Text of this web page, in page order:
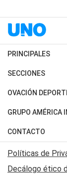
PRINCIPALES
Últimas Noticias
Política
Judiciales
Economia
SECCIONES
Horóscopo
Motores
Trucos caseros
Series y Películas
Edictos y
OVACIÓN
Fútbol
Mundial
Automovilismo
Rugby
GRUPO AMÉRICA
Canal 7 en Vivo
CONTACTO
Acerca de
Contactanos
Políticas de
Decálogo ético